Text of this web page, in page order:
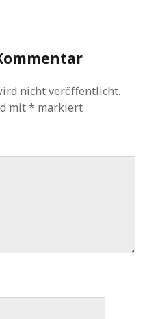
nicht veröffentlicht.
mit* markiert